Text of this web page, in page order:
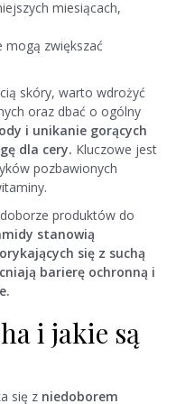
miesiącach,
mogą zwiększać
skóry, warto wdrożyć
oraz dbać o ogólny
i unikanie gorących
dla cery. Kluczowe jest
pozbawionych
produktów do
stanowią
się z suchą
barierę ochronną i
i jakie są
się z niedoborem